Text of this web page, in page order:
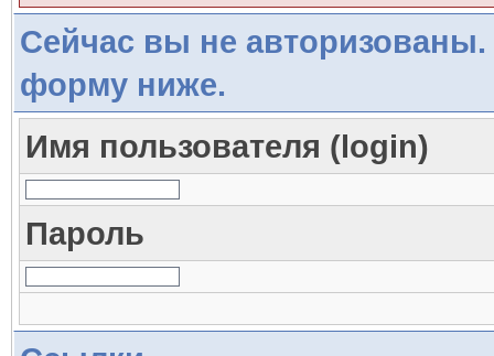
Сейчас вы не авторизованы.
форму ниже.
Имя пользователя (login)
Пароль